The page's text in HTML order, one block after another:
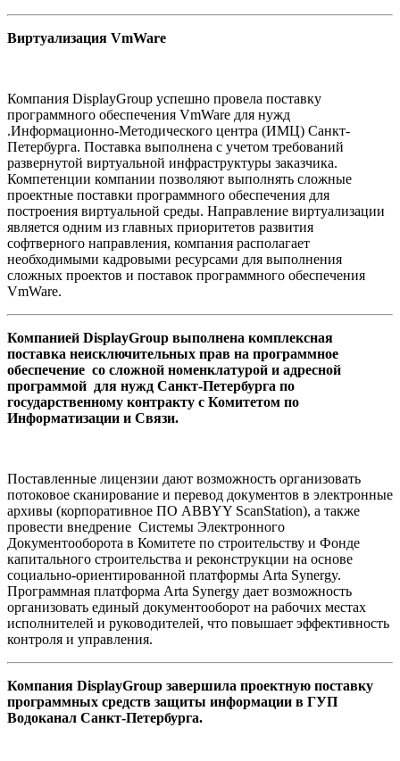
Виртуализация VmWare
Компания DisplayGroup успешно провела поставку
программного обеспечения VmWare для нужд
.Информационно-Методического центра (ИМЦ) Санкт-
Петербурга. Поставка выполнена с учетом требований
развернутой виртуальной инфраструктуры заказчика.
Компетенции компании позволяют выполнять сложные
проектные поставки программного обеспечения для
построения виртуальной среды. Направление виртуализации
является одним из главных приоритетов развития
софтверного направления, компания располагает
необходимыми кадровыми ресурсами для выполнения
сложных проектов и поставок программного обеспечения
VmWare.
Компанией DisplayGroup выполнена комплексная
поставка неисключительных прав на программное
обеспечение со сложной номенклатурой и адресной
программой для нужд Санкт-Петербурга по
государственному контракту с Комитетом по
Информатизации и Связи.
Поставленные лицензии дают возможность организовать
потоковое сканирование и перевод документов в электронные
архивы (корпоративное ПО ABBYY ScanStation), а также
провести внедрение Системы Электронного
Документооборота в Комитете по строительству и Фонде
капитального строительства и реконструкции на основе
социально-ориентированной платформы Arta Synergy.
Программная платформа Arta Synergy дает возможность
организовать единый документооборот на рабочих местах
исполнителей и руководителей, что повышает эффективность
контроля и управления.
Компания DisplayGroup завершила проектную поставку
программных средств защиты информации в ГУП
Водоканал Санкт-Петербурга.